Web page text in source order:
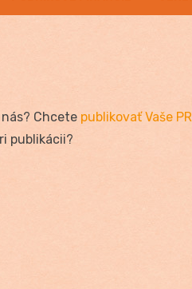
Chcete publikovať Vaše PR
publikácii?